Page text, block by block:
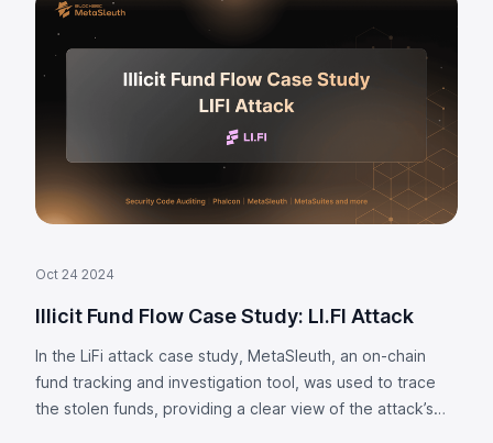
Oct 24 2024
Illicit Fund Flow Case Study: LI.FI Attack
In the LiFi attack case study, MetaSleuth, an on-chain
fund tracking and investigation tool, was used to trace
the stolen funds, providing a clear view of the attack’s